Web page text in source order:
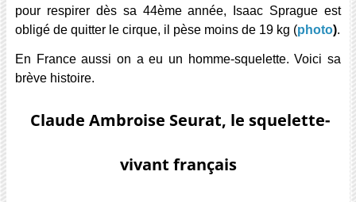
pour respirer dès sa 44ème année, Isaac Sprague est
obligé de quitter le cirque, il pèse moins de 19 kg (photo).
En France aussi on a eu un homme-squelette. Voici sa
brève histoire.
Claude Ambroise Seurat, le squelette-
vivant français